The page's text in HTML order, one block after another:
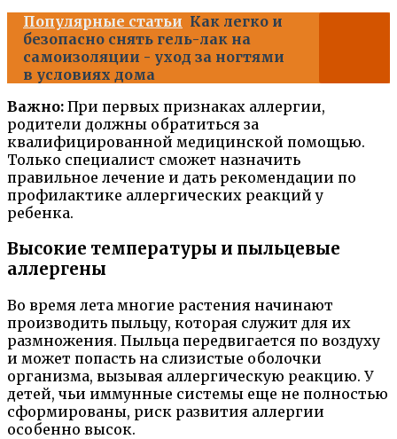
Популярные статьи Как легко и
безопасно снять гель-лак на
самоизоляции - уход за ногтями
в условиях дома
Важно: При первых признаках аллергии,
родители должны обратиться за
квалифицированной медицинской помощью.
Только специалист сможет назначить
правильное лечение и дать рекомендации по
профилактике аллергических реакций у
ребенка.
Высокие температуры и пыльцевые
аллергены
Во время лета многие растения начинают
производить пыльцу, которая служит для их
размножения. Пыльца передвигается по воздуху
и может попасть на слизистые оболочки
организма, вызывая аллергическую реакцию. У
детей, чьи иммунные системы еще не полностью
сформированы, риск развития аллергии
особенно высок.